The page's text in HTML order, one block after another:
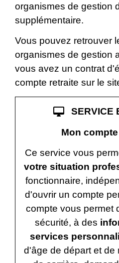
organismes de gestion
supplémentaire.
Vous pouvez retrouver
organismes de gestion
vous avez un contrat
compte retraite sur le
desktop_mac
SERVICE
Mon
Ce service vous
votre situation
fonctionnaire,
d'ouvrir un compte
compte vous permet
sécurité, à des
services
d'âge de départ et de